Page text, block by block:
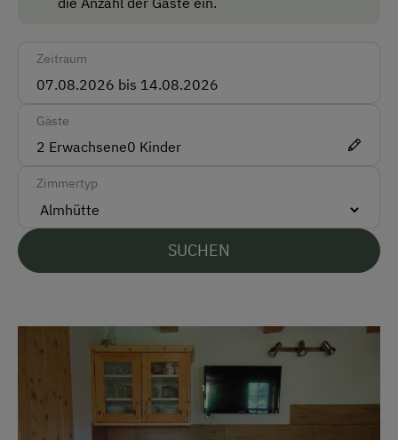
Bettwäsche vorhanden
Holzofen
Zusätzliche Ausstattungsmerkmale
Mithilfe am Hof
Aktivurlaub Winter
Skifahren
Zeitraum
Gäste
2 Erwachsene0 Kinder
Zimmertyp
SUCHEN